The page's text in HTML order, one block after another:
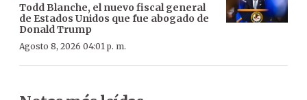
Todd Blanche, el nuevo fiscal general
de Estados Unidos que fue abogado de
Donald Trump
Agosto 8, 2026 04:01 p. m.